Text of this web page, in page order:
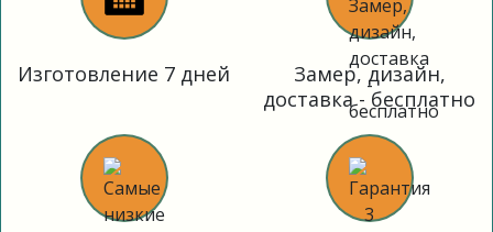
Изготовление 7 дней
Замер, дизайн,
доставка - бесплатно